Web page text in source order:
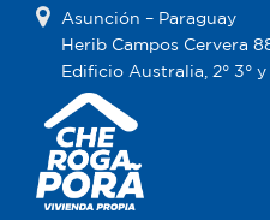
Asunción – Paraguay
Herib Campos Cervera
Edificio Australia, 2° 3° y